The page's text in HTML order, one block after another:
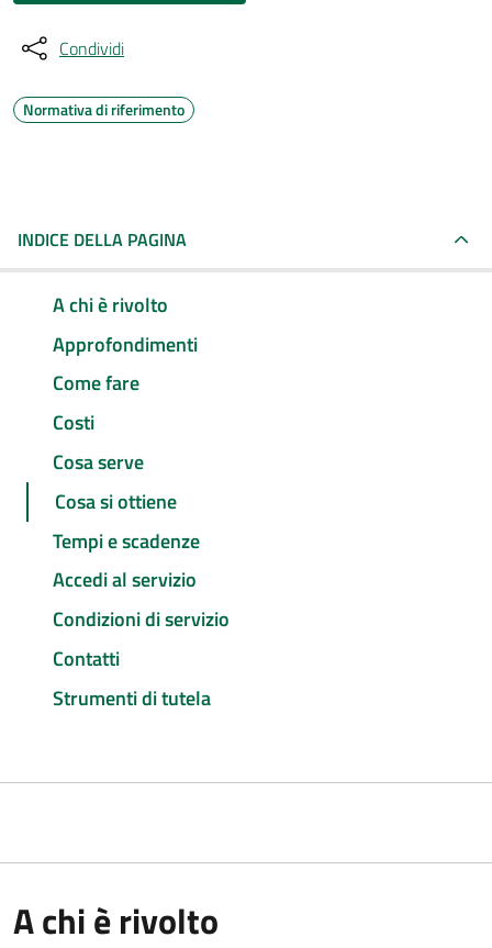
Condividi
Normativa di riferimento
INDICE DELLA PAGINA
A chi è rivolto
Approfondimenti
Come fare
Costi
Cosa serve
Cosa si ottiene
Tempi e scadenze
Accedi al servizio
Condizioni di servizio
Contatti
Strumenti di tutela
A chi è rivolto